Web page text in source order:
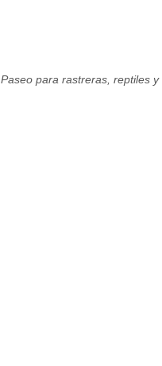
Paseo para rastreras, reptiles y